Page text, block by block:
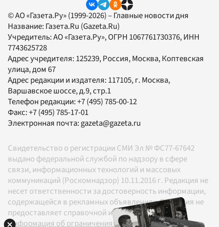
© АО «Газета.Ру» (1999-2026) – Главные новости дня
Название: Газета.Ru (Gazeta.Ru)
Учредитель:АО «Газета.Ру», ОГРН 1067761730376, ИНН
7743625728
Адрес учредителя: 125239, Россия, Москва, Коптевская
улица, дом 67
Адрес редакции и издателя: 117105, г. Москва,
Варшавское шоссе, д.9, стр.1
Телефон редакции:+7 (495) 785-00-12
Факс:+7 (495) 785-17-01
Электронная почта:gazeta@gazeta.ru
Свидетельство о регистрации СМИ Эл № ФС77-67642
выдано федеральной службой по надзору в сфере
связи, информационных технологий и массовых
коммуникаций (Роскомнадзор) 10.11.2016 г. Редакция не
несет ответственности за достоверность информации,
содержащейся в рекламных объявлениях. Редакция не
предоставляет справочной информации.
Информация об ограничениях